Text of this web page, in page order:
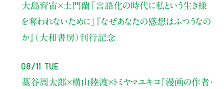
大島育宙×土門蘭 「言語化の時代に私という生き様
を奪われないために」
『なぜあなたの感想はふつうなの
か』（大和書房）刊行記念
08/11 Tue
藁谷周太郎×横山陸渡×トミヤマユキコ「漫画の作者・